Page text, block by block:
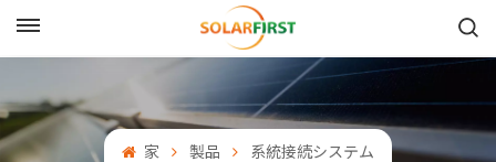
English
家 製品 系統接続システム